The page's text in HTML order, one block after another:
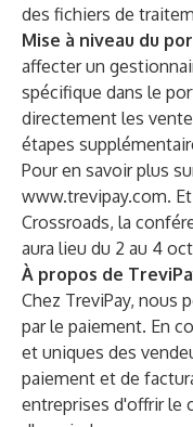
des fichiers de
Mise à niveau du
affecter un
spécifique dans le
directement les
étapes
Pour en savoir plus
www.trevipay.com.
Crossroads, la
aura lieu du 2 au 4
À propos de
Chez TreviPay, nous
par le paiement. En
et uniques des
paiement et de
entreprises d'offrir le